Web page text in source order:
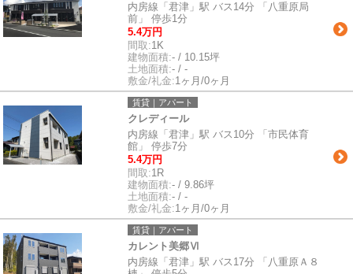
内房線「君津」駅 バス14分 「八重原局
前」 停歩1分
5.4万円
間取:1K
建物面積:- / 10.15坪
土地面積:- / -
敷金/礼金:1ヶ月/0ヶ月
賃貸｜アパート
クレディール
内房線「君津」駅 バス10分 「市民体育
館」 停歩7分
5.4万円
間取:1R
建物面積:- / 9.86坪
土地面積:- / -
敷金/礼金:1ヶ月/0ヶ月
賃貸｜アパート
カレント美郷Ⅵ
内房線「君津」駅 バス17分 「八重原Ａ８